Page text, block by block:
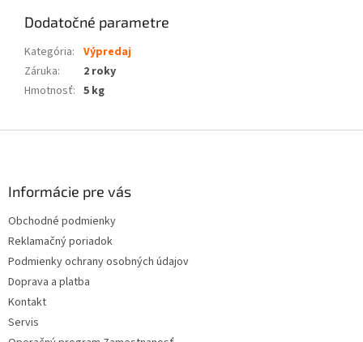
Dodatočné parametre
Kategória: Výpredaj
Záruka:
2 roky
Hmotnosť: 5 kg
Informácie pre vás
Obchodné podmienky
Reklamačný poriadok
Podmienky ochrany osobných údajov
Doprava a platba
Kontakt
Servis